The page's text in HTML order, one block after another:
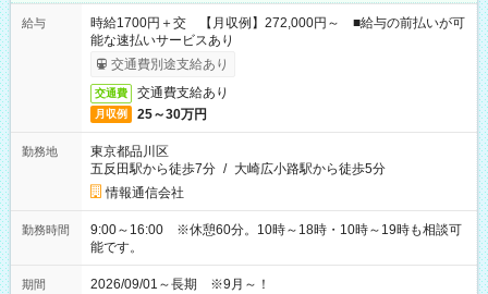
給与
時給1700円＋交 【月収例】272,000円～ ■給与の前払いが可
能な速払いサービスあり
交通費別途支給あり
交通費 交通費支給あり
月収例 25～30万円
勤務地
東京都品川区
五反田駅から徒歩7分 / 大崎広小路駅から徒歩5分
情報通信会社
勤務時間
9:00～16:00 ※休憩60分。10時～18時・10時～19時も相談可
能です。
期間 2026/09/01～長期 ※9月～！